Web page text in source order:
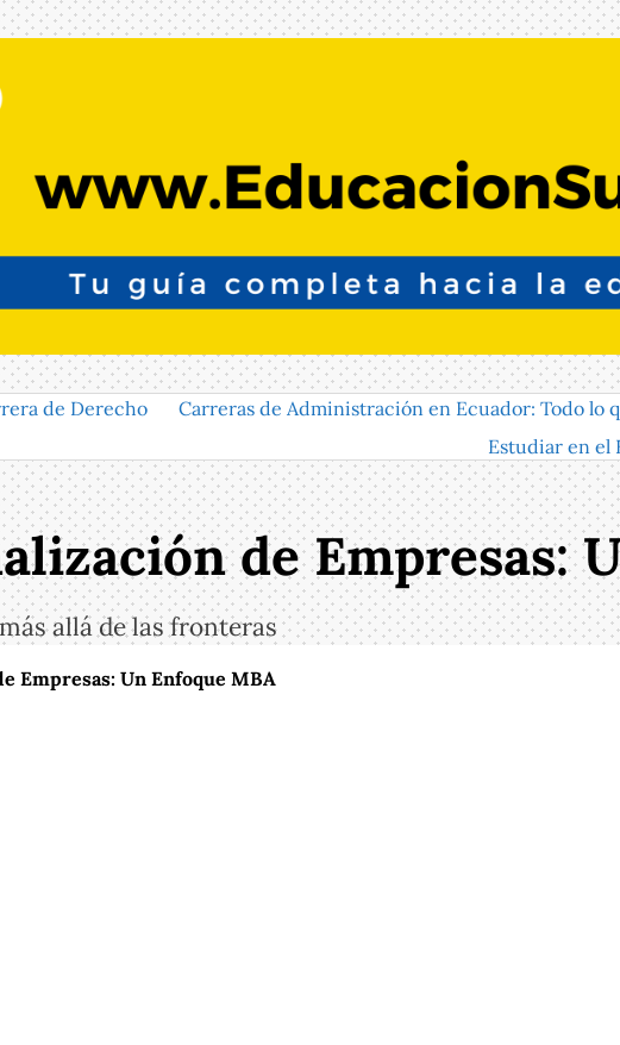
de Derecho Carreras de Administración en Ecuador: Todo lo
Estudiar en el
de Empresas:
allá de las fronteras
Empresas: Un Enfoque MBA